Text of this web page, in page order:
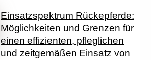
Einsatzspektrum Rückepferde:
Möglichkeiten und Grenzen für
einen effizienten, pfleglichen
und zeitgemäßen Einsatz von